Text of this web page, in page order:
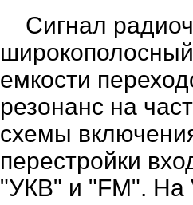
Сигнал
емкости
резонанс на
схемы
перестройки
"УКВ" и "FM". На